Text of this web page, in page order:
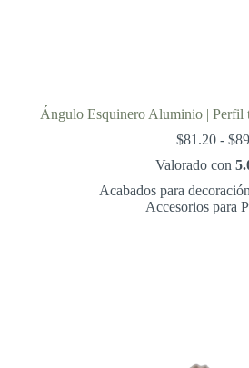
Ángulo Esquinero Aluminio | Perfil
$81.20 - $
Valorado con
Acabados para
Accesorios para